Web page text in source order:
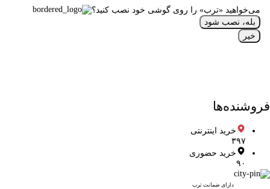
می‌خواهید «ترب» را روی گوشی خود نصب کنید؟
بله، نصب شود
خیر
فروشنده‌ها
خرید اینترنتی
۳۹۷
خرید حضوری
۹۰
دارای ضمانت ترب